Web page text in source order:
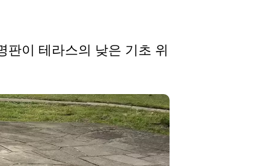
판이 테라스의 낮은 기초 위